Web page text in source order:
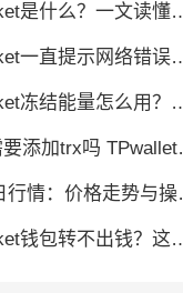
么？一文读懂这款热门多链钱包
络错误怎么办？这几个方法帮你快速解决
怎么用？TRX冻结获取能量详解
吗 TPwallet要不要充TRX？一文说清
情：价格走势与操作建议
不出钱？这几种情况你可能遇到过